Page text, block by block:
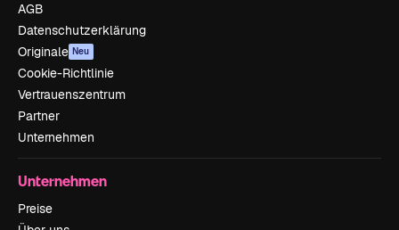
AGB
Datenschutzerklärung
Originale Neu
Cookie-Richtlinie
Vertrauenszentrum
Partner
Unternehmen
Unternehmen
Preise